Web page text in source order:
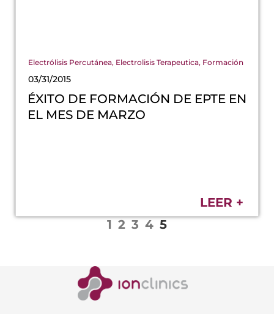
Electrólisis Percutánea, Electrolisis Terapeutica, Formación
03/31/2015
ÉXITO DE FORMACIÓN DE EPTE EN
EL MES DE MARZO
LEER +
1 2 3 4 5